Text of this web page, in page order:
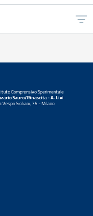
Comprensivo Sperimentale
Sauro/Rinascita - A. Livi
Vespri Siciliani, 75 - Milano
Visita la pagina iniziale della scuola